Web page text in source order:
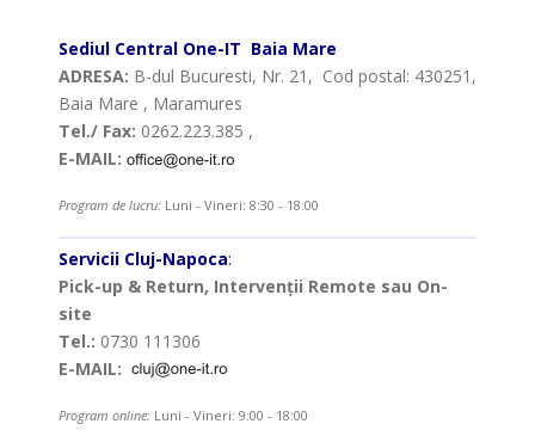
Sediul Central One-IT Baia Mare
ADRESA: B-dul Bucuresti, Nr. 21, Cod postal: 430251,
Baia Mare , Maramures
Tel./ Fax: 0262.223.385 ,
E-MAIL:
Program de lucru: Luni - Vineri: 8:30 - 18:00
Servicii Cluj-Napoca:
Pick-up & Return, Intervenții Remote sau On-
site
Tel.: 0730 111306
E-MAIL:
Program online: Luni - Vineri: 9:00 - 18:00